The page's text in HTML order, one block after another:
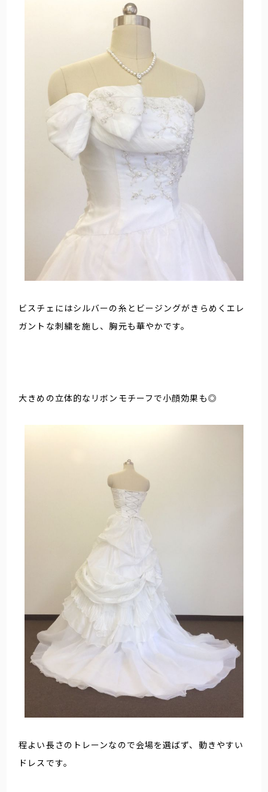
ビスチェにはシルバーの糸とビージングがきらめくエレ
ガントな刺繍を施し、胸元も華やかです。
大きめの立体的なリボンモチーフで小顔効果も◎
程よい長さのトレーンなので会場を選ばず、動きやすい
ドレスです。